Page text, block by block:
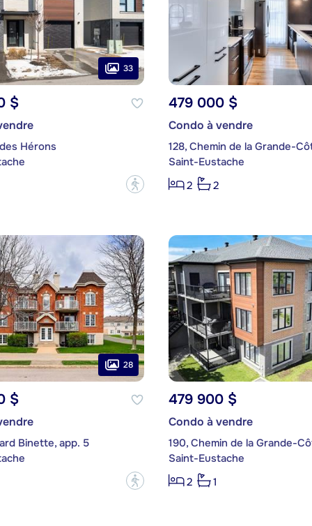
33
$
Hérons
?
479 000 $
Condo à vendre
Saint-Eustache
2
2
28
$
Binette, app. 5
?
479 900 $
Condo à vendre
Saint-Eustache
2
1